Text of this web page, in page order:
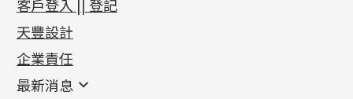
足金系列
足金配件
機織鏈系列
珠仔鏈
镶口链
首飾配件
耳環類配件
鑲口類
客戶登入 || 登記
天豐設計
企業責任
最新消息